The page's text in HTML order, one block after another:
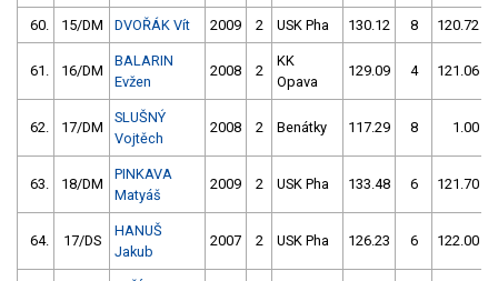
60. 15/DM DVOŘÁK Vít 2009 2 USK Pha 130.12 8 120.72
61. 16/DM
BALARIN
Evžen
2008 2
KK
Opava
129.09 4 121.06
62. 17/DM
SLUŠNÝ
Vojtěch
2008 2 Benátky 117.29 8 1.00
63. 18/DM
PINKAVA
Matyáš
2009 2 USK Pha 133.48 6 121.70
64. 17/DS
HANUŠ
Jakub
2007 2 USK Pha 126.23 6 122.00